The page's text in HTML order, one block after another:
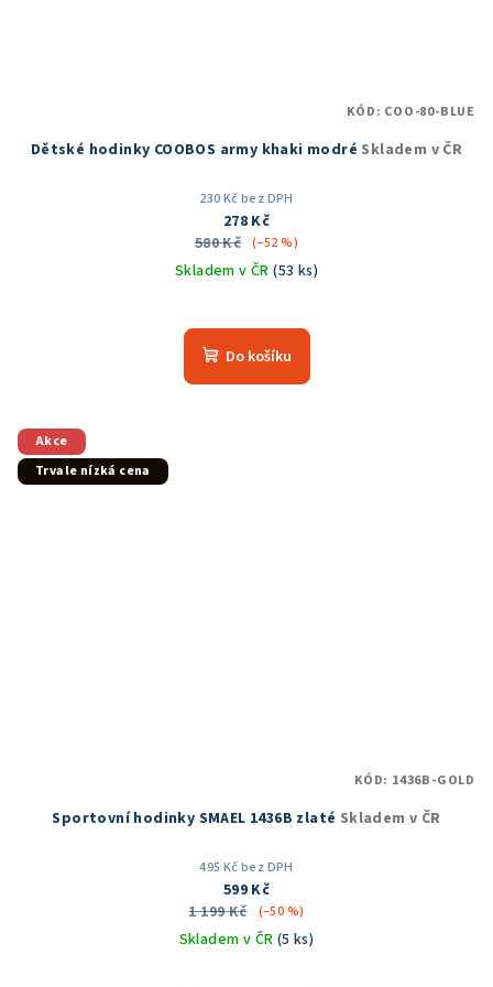
Dětské hodinky COOBOS army khaki modré Skladem v ČR
230 Kč bez DPH
278 Kč
580 Kč (–52 %)
Skladem v ČR(53 ks)
hodnocení
produktu
Do košíku
KÓD: COO-80-BLUE
Akce
Trvale nízká cena
Sportovní hodinky SMAEL 1436B zlaté Skladem v ČR
495 Kč bez DPH
599 Kč
1 199 Kč
(–50 %)
Skladem v ČR (5 ks)
KÓD: 1436B-GOLD